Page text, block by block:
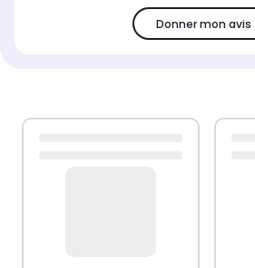
Donner mon avis